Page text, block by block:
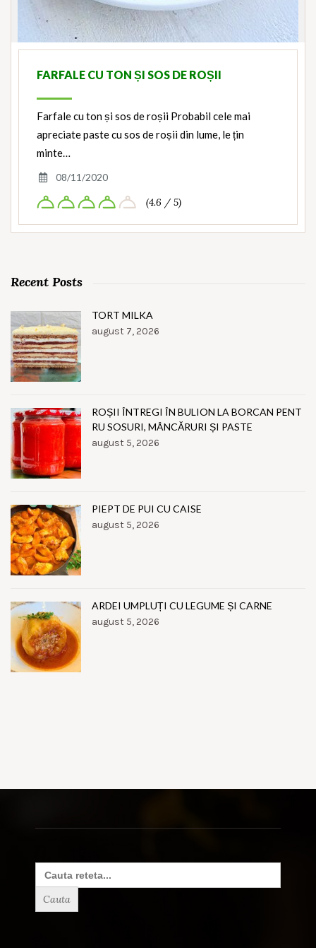
FARFALE CU TON ȘI SOS DE ROȘII
Farfale cu ton și sos de roșii Probabil cele mai
apreciate paste cu sos de roșii din lume, le țin
minte…
08/11/2020
(4.6 / 5)
Recent Posts
TORT MILKA
august 7, 2026
ROȘII ÎNTREGI ÎN BULION LA BORCAN PENT
RU SOSURI, MÂNCĂRURI ȘI PASTE
august 5, 2026
PIEPT DE PUI CU CAISE
august 5, 2026
ARDEI UMPLUȚI CU LEGUME ȘI CARNE
august 5, 2026
Search
for: